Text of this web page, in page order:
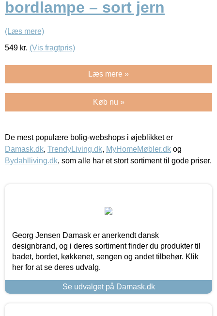
bordlampe – sort jern
(Læs mere)
549 kr. (Vis fragtpris)
Læs mere »
Køb nu »
De mest populære bolig-webshops i øjeblikket er
Damask.dk, TrendyLiving.dk, MyHomeMøbler.dk og
Bydahlliving.dk, som alle har et stort sortiment til gode priser.
Georg Jensen Damask er anerkendt dansk
designbrand, og i deres sortiment finder du produkter til
badet, bordet, køkkenet, sengen og andet tilbehør. Klik
her for at se deres udvalg.
Se udvalget på Damask.dk